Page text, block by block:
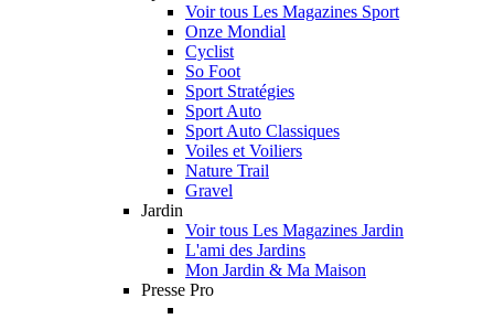
Voir tous Les Magazines Sport
Onze Mondial
Cyclist
So Foot
Sport Stratégies
Sport Auto
Sport Auto Classiques
Voiles et Voiliers
Nature Trail
Gravel
Jardin
Voir tous Les Magazines Jardin
L'ami des Jardins
Mon Jardin & Ma Maison
Presse Pro